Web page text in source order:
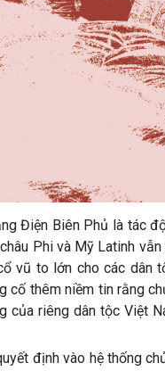
Điện Biên Phủ là tác
Phi và Mỹ Latinh
vũ to lớn cho các
cố thêm niềm tin rằng
riêng dân tộc Việt
định vào hệ thống